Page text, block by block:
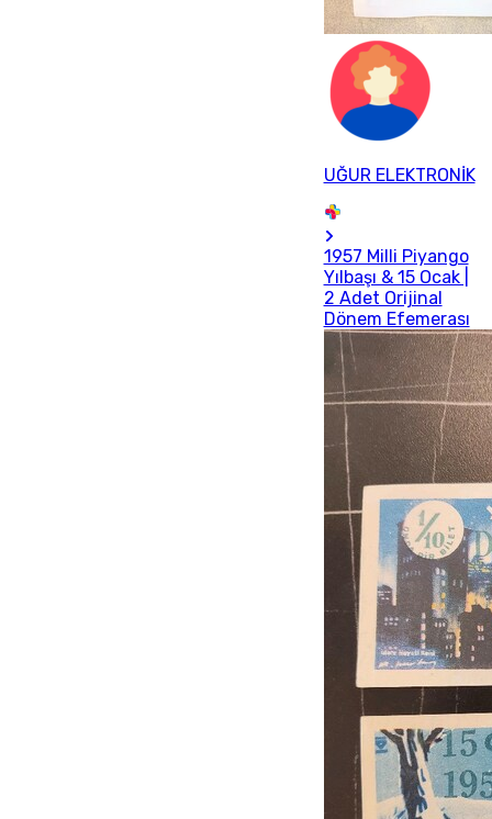
UĞUR ELEKTRONİK
1957 Milli Piyango
Yılbaşı & 15 Ocak |
2 Adet Orijinal
Dönem Efemerası